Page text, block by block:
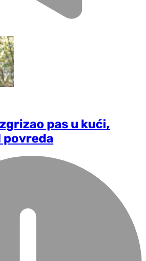
pas u kući,
povreda